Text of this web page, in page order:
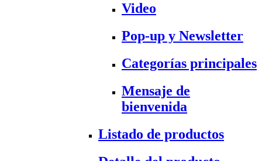
Video
Pop-up y Newsletter
Categorías principales
Mensaje de
bienvenida
Listado de productos